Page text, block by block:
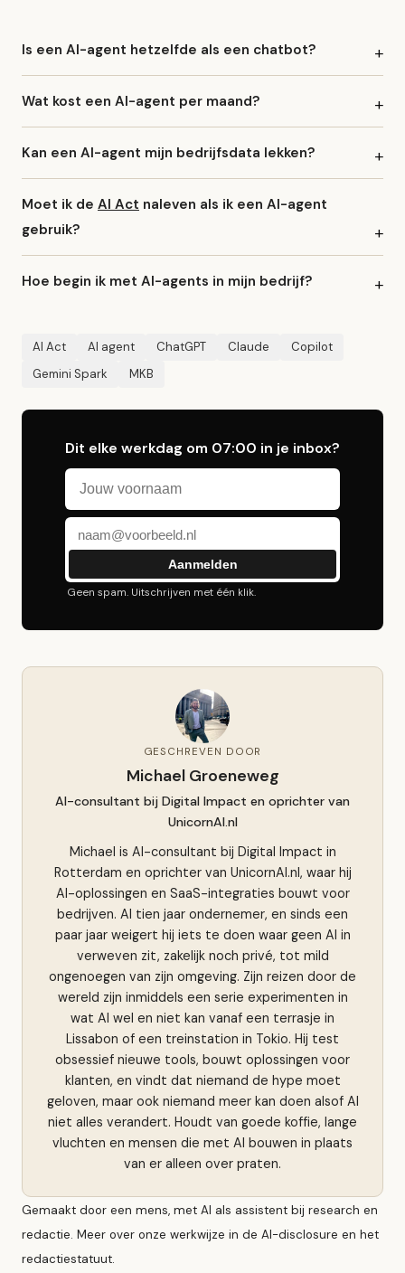
Is een AI-agent hetzelfde als een chatbot?
Wat kost een AI-agent per maand?
Kan een AI-agent mijn bedrijfsdata lekken?
Moet ik de AI Act naleven als ik een AI-agent
gebruik?
Hoe begin ik met AI-agents in mijn bedrijf?
AI Act AI agent ChatGPT Claude
Copilot
Gemini Spark
MKB
Dit elke werkdag om 07:00 in je inbox?
Voornaam
E-mailadres
Aanmelden
Geen spam. Uitschrijven met één klik.
GESCHREVEN DOOR
Michael Groeneweg
AI-consultant bij Digital Impact en oprichter van
UnicornAI.nl
Michael is AI-consultant bij Digital Impact in
Rotterdam en oprichter van UnicornAI.nl, waar hij
AI-oplossingen en SaaS-integraties bouwt voor
bedrijven. Al tien jaar ondernemer, en sinds een
paar jaar weigert hij iets te doen waar geen AI in
verweven zit, zakelijk noch privé, tot mild
ongenoegen van zijn omgeving. Zijn reizen door de
wereld zijn inmiddels een serie experimenten in
wat AI wel en niet kan vanaf een terrasje in
Lissabon of een treinstation in Tokio. Hij test
obsessief nieuwe tools, bouwt oplossingen voor
klanten, en vindt dat niemand de hype moet
geloven, maar ook niemand meer kan doen alsof AI
niet alles verandert. Houdt van goede koffie, lange
vluchten en mensen die met AI bouwen in plaats
van er alleen over praten.
Gemaakt door een mens, met AI als assistent bij research en
redactie. Meer over onze werkwijze in de AI-disclosure en het
redactiestatuut.